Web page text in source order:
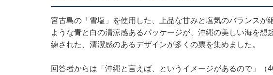
宮古島の「雪塩」を使用した、上品な甘みと塩気のバランスが
ような青と白の清涼感あるパッケージが、沖縄の美しい海を想
練された、清潔感のあるデザインが多くの票を集めました。
回答者からは「沖縄と言えば、というイメージがあるので」（